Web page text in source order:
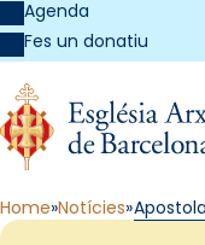
Agenda
Fes un donatiu
Home Notícies